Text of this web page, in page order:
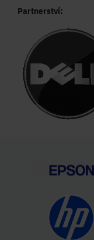
Partnerství: